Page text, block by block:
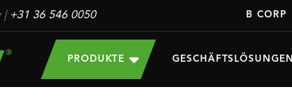
| +31 36 546 0050 B CORP
PRODUKTE GESCHÄFTSLÖSUNGEN